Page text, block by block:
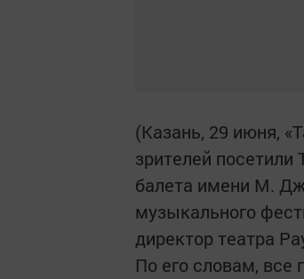
(Казань, 29 июня,
зрителей
балета имени М.
музыкального
директор театра
По его словам, все